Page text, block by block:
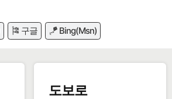
🎏 구글 🪁 Bing(Msn)
도보로